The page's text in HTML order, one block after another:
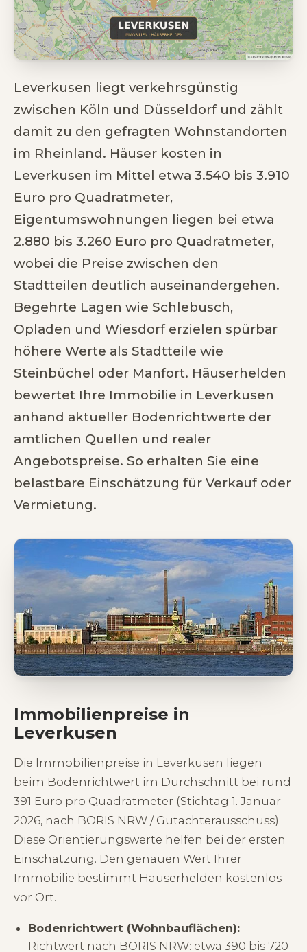
Leverkusen liegt verkehrsgünstig
zwischen Köln und Düsseldorf und zählt
damit zu den gefragten Wohnstandorten
im Rheinland. Häuser kosten in
Leverkusen im Mittel etwa 3.540 bis 3.910
Euro pro Quadratmeter,
Eigentumswohnungen liegen bei etwa
2.880 bis 3.260 Euro pro Quadratmeter,
wobei die Preise zwischen den
Stadtteilen deutlich auseinandergehen.
Begehrte Lagen wie Schlebusch,
Opladen und Wiesdorf erzielen spürbar
höhere Werte als Stadtteile wie
Steinbüchel oder Manfort. Häuserhelden
bewertet Ihre Immobilie in Leverkusen
anhand aktueller Bodenrichtwerte der
amtlichen Quellen und realer
Angebotspreise. So erhalten Sie eine
belastbare Einschätzung für Verkauf oder
Vermietung.
Immobilienpreise in
Leverkusen
Die Immobilienpreise in Leverkusen liegen
beim Bodenrichtwert im Durchschnitt bei rund
391 Euro pro Quadratmeter (Stichtag 1. Januar
2026, nach BORIS NRW / Gutachterausschuss).
Diese Orientierungswerte helfen bei der ersten
Einschätzung. Den genauen Wert Ihrer
Immobilie bestimmt Häuserhelden kostenlos
vor Ort.
Bodenrichtwert (Wohnbauflächen):
Richtwert nach BORIS NRW: etwa 390 bis 720